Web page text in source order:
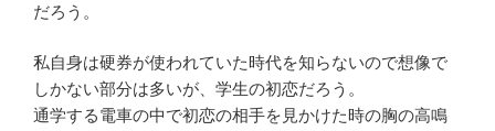
だろう。
私自身は硬券が使われていた時代を知らないので想像で
しかない部分は多いが、学生の初恋だろう。
通学する電車の中で初恋の相手を見かけた時の胸の高鳴